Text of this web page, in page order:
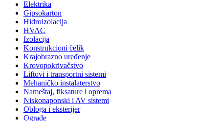
Elektrika
Gipsokarton
Hidroizolacija
HVAC
Izolacija
Konstrukcioni čelik
Krajobrazno uređenje
Krovopokrivačstvo
Liftovi i transportni sistemi
Mehaničko instalaterstvo
Nameštaj, fiksature i oprema
Niskonaponski i AV sistemi
Obloga i eksterijer
Ograde